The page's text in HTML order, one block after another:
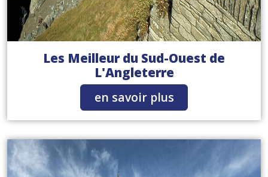
Les Meilleur du Sud-Ouest de
L'Angleterre
en savoir plus